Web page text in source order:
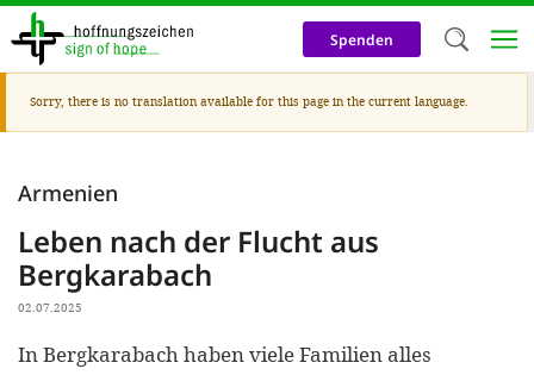
Skip
content
Spenden
Warning
message
Sorry, there is no translation available for this page in the current language.
Armenien
Leben nach der Flucht aus
Bergkarabach
02.07.2025
In Bergkarabach haben viele Familien alles